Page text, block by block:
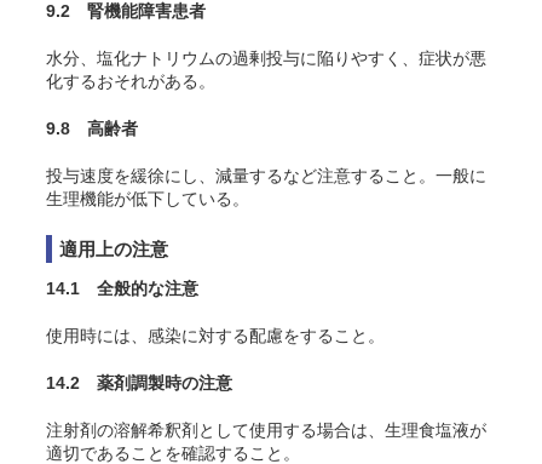
9.2 腎機能障害患者
水分、塩化ナトリウムの過剰投与に陥りやすく、症状が悪
化するおそれがある。
9.8 高齢者
投与速度を緩徐にし、減量するなど注意すること。一般に
生理機能が低下している。
適用上の注意
14.1 全般的な注意
使用時には、感染に対する配慮をすること。
14.2 薬剤調製時の注意
注射剤の溶解希釈剤として使用する場合は、生理食塩液が
適切であることを確認すること。